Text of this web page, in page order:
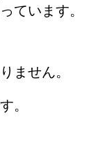
ています。
ません。
。